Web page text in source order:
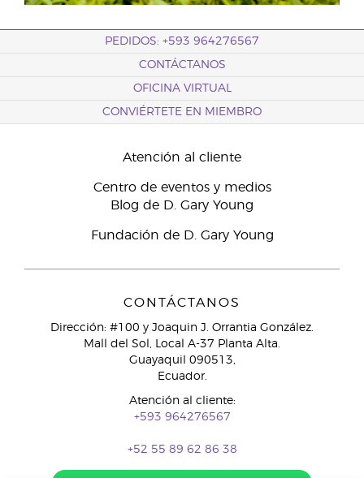
PEDIDOS: +593 964276567
CONTÁCTANOS
OFICINA VIRTUAL
CONVIÉRTETE EN MIEMBRO
Atención al cliente
Centro de eventos y medios
Blog de D. Gary Young
Fundación de D. Gary Young
CONTÁCTANOS
Dirección: #100 y Joaquin J. Orrantia González.
Mall del Sol, Local A-37 Planta Alta.
Guayaquil 090513,
Ecuador.
Atención al cliente:
+593 964276567
+52 55 89 62 86 38